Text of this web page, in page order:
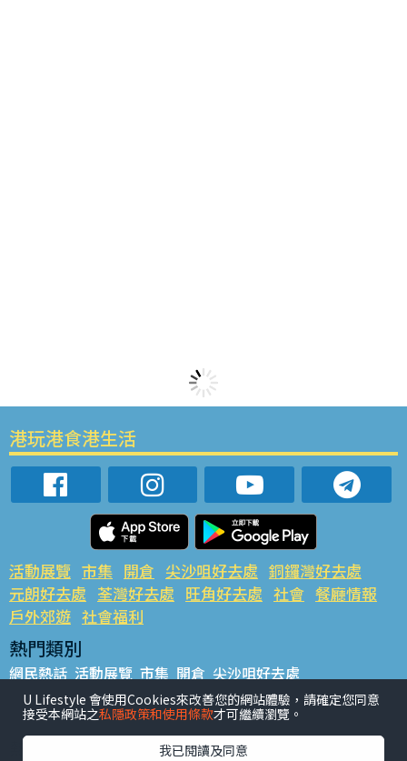
港玩港食港生活
活動展覽 市集 開倉 尖沙咀好去處 銅鑼灣好去處
元朗好去處 荃灣好去處 旺角好去處 社會 餐廳情報
戶外郊遊 社會福利
熱門類別
網民熱話 活動展覽 市集 開倉 尖沙咀好去處
銅鑼灣好去處 元朗好去處 荃灣好去處 旺角好去處 社會
餐廳情報 戶外郊遊
熱門標籤
U Lifestyle 會使用Cookies來改善您的網站體驗，請確定您同意
接受本網站之私隱政策和使用條款才可繼續瀏覽。
我已閱讀及同意